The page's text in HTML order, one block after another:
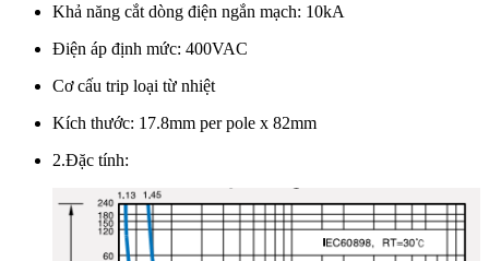
Khả năng cắt dòng điện ngắn mạch: 10kA
Điện áp định mức: 400VAC
Cơ cấu trip loại từ nhiệt
Kích thước: 17.8mm per pole x 82mm
2.Đặc tính: